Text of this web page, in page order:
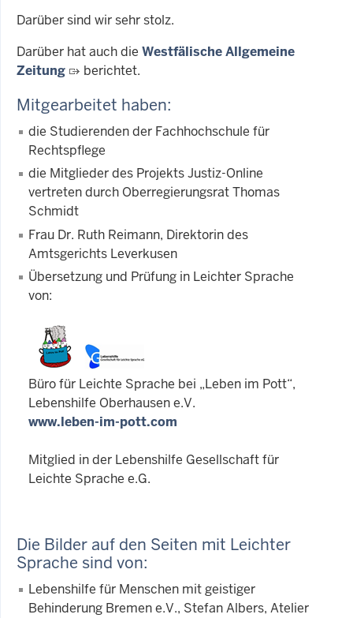
Darüber sind wir sehr stolz.
Darüber hat auch die Westfälische Allgemeine
Zeitung
berichtet.
Mitgearbeitet haben:
die Studierenden der Fachhochschule für
Rechtspflege
die Mitglieder des Projekts Justiz-Online
vertreten durch Oberregierungsrat Thomas
Schmidt
Frau Dr. Ruth Reimann, Direktorin des
Amtsgerichts Leverkusen
Übersetzung und Prüfung in Leichter Sprache
von:
Büro für Leichte Sprache bei „Leben im Pott“,
Lebenshilfe Oberhausen e.V.
www.leben-im-pott.com
Mitglied in der Lebenshilfe Gesellschaft für
Leichte Sprache e.G.
Die Bilder auf den Seiten mit Leichter
Sprache sind von:
Lebenshilfe für Menschen mit geistiger
Behinderung Bremen e.V., Stefan Albers, Atelier